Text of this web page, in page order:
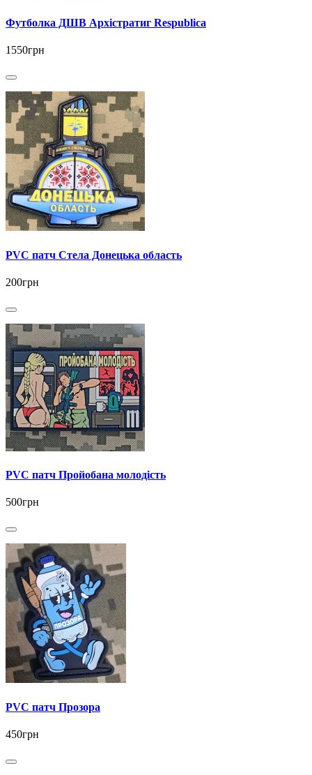
Футболка ДШВ Архістратиг Respublica
1550грн
PVC патч Стела Донецька область
200грн
PVC патч Пройобана молодість
500грн
PVC патч Прозора
450грн